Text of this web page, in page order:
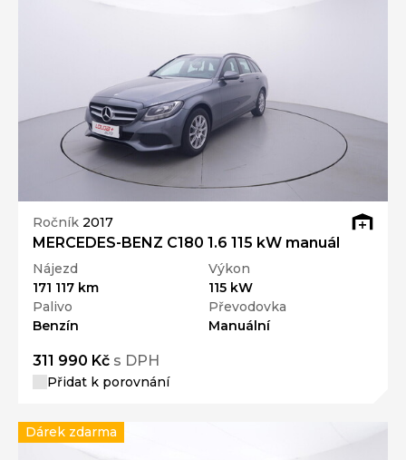
Ročník 2017
MERCEDES-BENZ C180 1.6 115 kW manuál
Nájezd
171 117 km
Výkon
115 kW
Palivo
Benzín
Převodovka
Manuální
311 990 Kč s DPH
Přidat k porovnání
Dárek zdarma